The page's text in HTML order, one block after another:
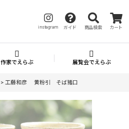
instagram ガイド 商品検索 カート
作家でえらぶ 展覧会でえらぶ
> 工藤和彦 黄粉引 そば猪口